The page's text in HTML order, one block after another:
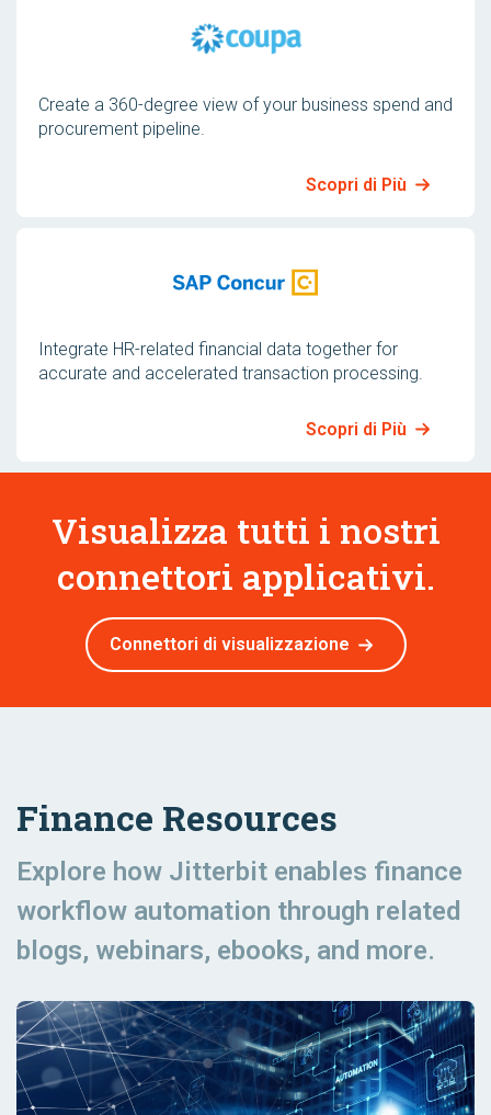
Create a 360-degree view of your business spend and
procurement pipeline.
Scopri di Più
Integrate HR-related financial data together for
accurate and accelerated transaction processing.
Scopri di Più
Visualizza tutti i nostri
connettori applicativi.
Connettori di visualizzazione
Finance Resources
Explore how Jitterbit enables finance
workflow automation through related
blogs, webinars, ebooks, and more.